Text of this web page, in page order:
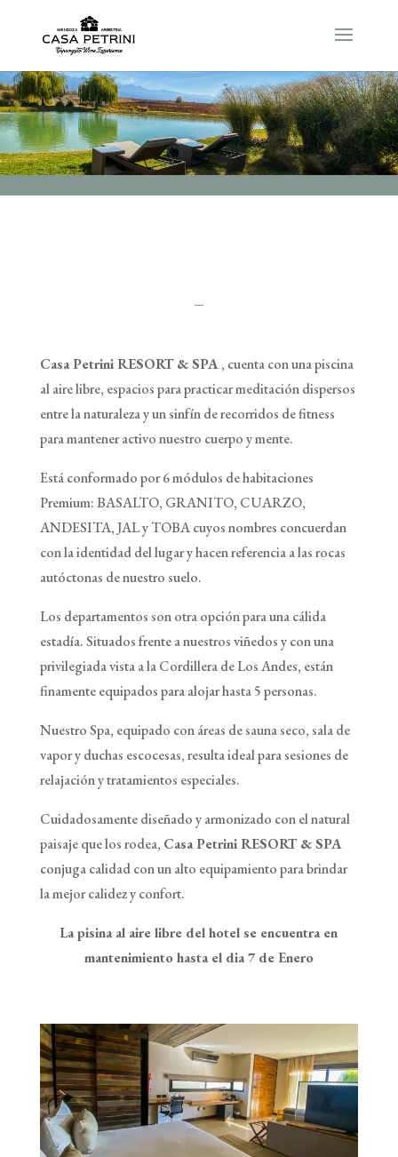
Casa Petrini RESORT & SPA, cuenta con una piscina
al aire libre, espacios para practicar meditación dispersos
entre la naturaleza y un sinfín de recorridos de fitness
para mantener activo nuestro cuerpo y mente.
Está conformado por 6 módulos de habitaciones
Premium: BASALTO, GRANITO, CUARZO,
ANDESITA, JAL y TOBA cuyos nombres concuerdan
con la identidad del lugar y hacen referencia a las rocas
autóctonas de nuestro suelo.
Los departamentos son otra opción para una cálida
estadía. Situados frente a nuestros viñedos y con una
privilegiada vista a la Cordillera de Los Andes, están
finamente equipados para alojar hasta 5 personas.
Nuestro Spa, equipado con áreas de sauna seco, sala de
vapor y duchas escocesas, resulta ideal para sesiones de
relajación y tratamientos especiales.
Cuidadosamente diseñado y armonizado con el natural
paisaje que los rodea, Casa Petrini RESORT & SPA
conjuga calidad con un alto equipamiento para brindar
la mejor calidez y confort.
La pisina al aire libre del hotel se encuentra en
mantenimiento hasta el dia 7 de Enero